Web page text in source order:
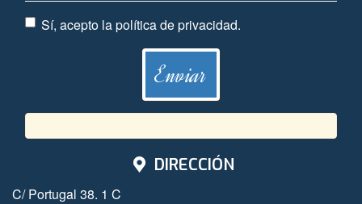
Sí, acepto lapolítica de privacidad.
DIRECCIÓN
C/ Portugal 38. 1 C